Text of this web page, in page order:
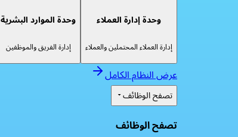
وحدة إدارة العملاء
إدارة العملاء المحتملين والعملاء
وحدة الموارد البشرية
إدارة الفريق والموظفين
عرض النظام الكامل
تصفح الوظائف
تصفح الوظائف